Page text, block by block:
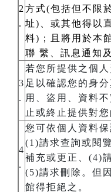
2
.
方式(包括但不限
址)、或其他得以
料)；且將用於本
聯 繫、訊息通知
3
.
若您所提供之個
足以確認您的身
用、盜用、資料
止或終止提供對
4
.
您可依個人資料
(1)請求查詢或閱
補充或更正、(4)
(5)請求刪除。但
館得拒絕之。